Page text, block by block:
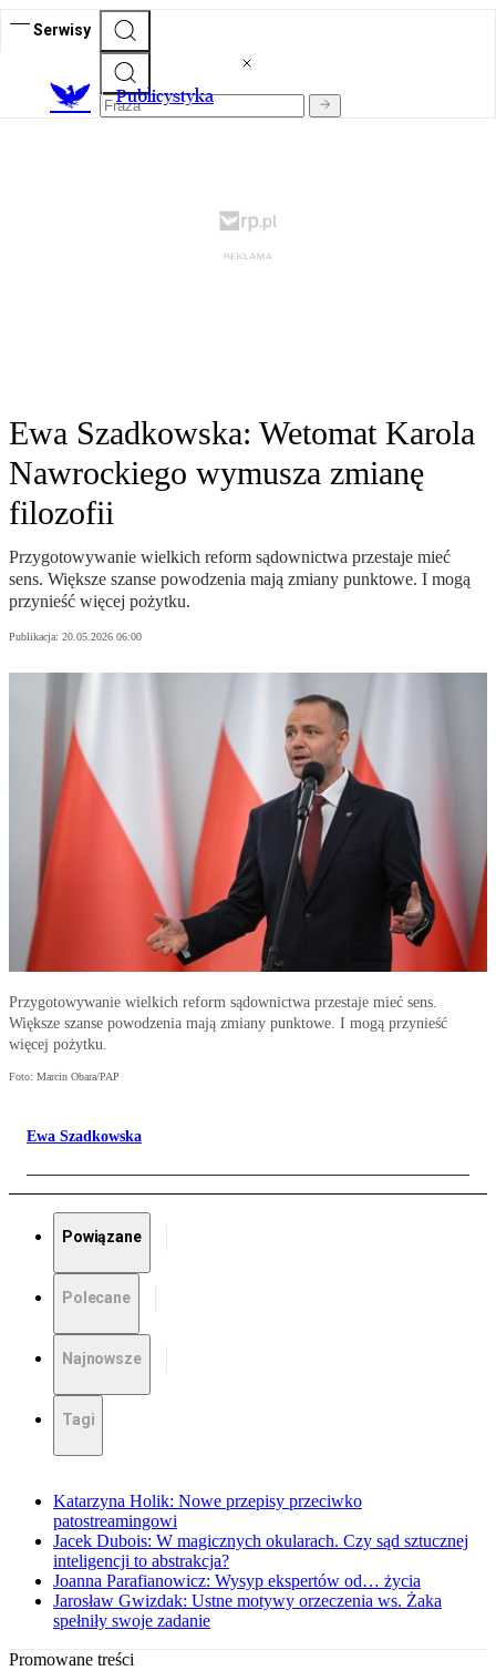
Serwisy
Publicystyka
Ewa Szadkowska: Wetomat Karola
Nawrockiego wymusza zmianę
filozofii
Przygotowywanie wielkich reform sądownictwa przestaje mieć
sens. Większe szanse powodzenia mają zmiany punktowe. I mogą
przynieść więcej pożytku.
Publikacja: 20.05.2026 06:00
Przygotowywanie wielkich reform sądownictwa przestaje mieć sens.
Większe szanse powodzenia mają zmiany punktowe. I mogą przynieść
więcej pożytku.
Foto: Marcin Obara/PAP
Ewa Szadkowska
Powiązane
Polecane
Najnowsze
Tagi
Katarzyna Holik: Nowe przepisy przeciwko
patostreamingowi
Jacek Dubois: W magicznych okularach. Czy sąd sztucznej
inteligencji to abstrakcja?
Joanna Parafianowicz: Wysyp ekspertów od… życia
Jarosław Gwizdak: Ustne motywy orzeczenia ws. Żaka
spełniły swoje zadanie
Promowane treści